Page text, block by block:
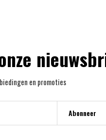
en promoties
Abonneer